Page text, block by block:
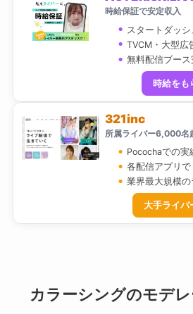
時給保証で安定収入
スタートダッ
TVCM・大型広
無料配信ブース
時給を
321inc
所属ライバー6,000名
Pocochaでの実
各配信アプリ
業界最大規模
大手ライバ
カラーシングのモデ